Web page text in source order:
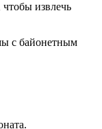
чтобы извлечь
с байонетным